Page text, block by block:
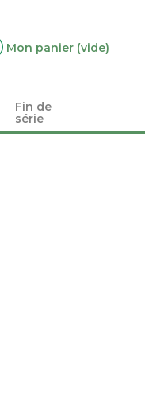
Mon panier (vide)
Fin de
série